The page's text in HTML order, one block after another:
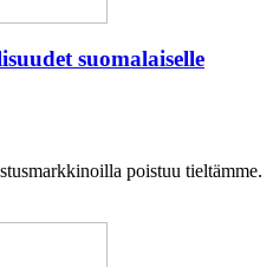
suomalaiselle
poistuu tieltämme.